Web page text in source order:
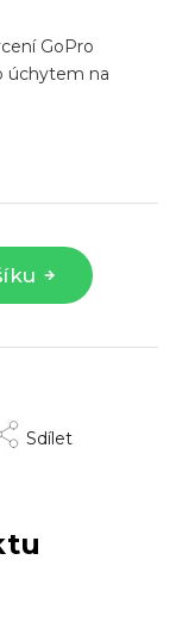
GoPro
úchytem na
Sdílet